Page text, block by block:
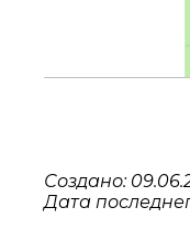
Создано:
Дата